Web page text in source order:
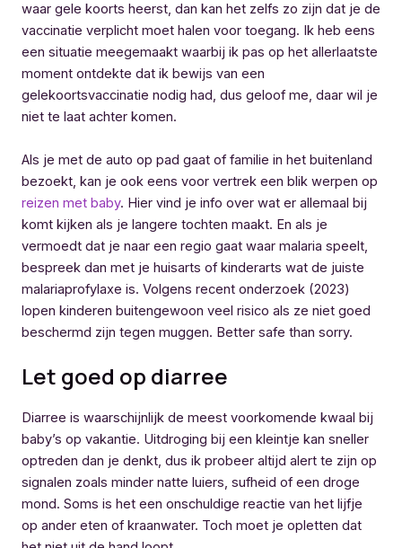
waar gele koorts heerst, dan kan het zelfs zo zijn dat je de
vaccinatie verplicht moet halen voor toegang. Ik heb eens
een situatie meegemaakt waarbij ik pas op het allerlaatste
moment ontdekte dat ik bewijs van een
gelekoortsvaccinatie nodig had, dus geloof me, daar wil je
niet te laat achter komen.
Als je met de auto op pad gaat of familie in het buitenland
bezoekt, kan je ook eens voor vertrek een blik werpen op
reizen met baby. Hier vind je info over wat er allemaal bij
komt kijken als je langere tochten maakt. En als je
vermoedt dat je naar een regio gaat waar malaria speelt,
bespreek dan met je huisarts of kinderarts wat de juiste
malariaprofylaxe is. Volgens recent onderzoek (2023)
lopen kinderen buitengewoon veel risico als ze niet goed
beschermd zijn tegen muggen. Better safe than sorry.
Let goed op diarree
Diarree is waarschijnlijk de meest voorkomende kwaal bij
baby’s op vakantie. Uitdroging bij een kleintje kan sneller
optreden dan je denkt, dus ik probeer altijd alert te zijn op
signalen zoals minder natte luiers, sufheid of een droge
mond. Soms is het een onschuldige reactie van het lijfje
op ander eten of kraanwater. Toch moet je opletten dat